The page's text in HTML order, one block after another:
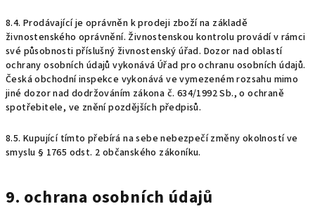
8.4. Prodávající je oprávněn k prodeji zboží na základě
živnostenského oprávnění. Živnostenskou kontrolu provádí v rámci
své působnosti příslušný živnostenský úřad. Dozor nad oblastí
ochrany osobních údajů vykonává Úřad pro ochranu osobních údajů.
Česká obchodní inspekce vykonává ve vymezeném rozsahu mimo
jiné dozor nad dodržováním zákona č. 634/1992 Sb., o ochraně
spotřebitele, ve znění pozdějších předpisů.
8.5. Kupující tímto přebírá na sebe nebezpečí změny okolností ve
smyslu § 1765 odst. 2 občanského zákoníku.
9. ochrana osobních údajů